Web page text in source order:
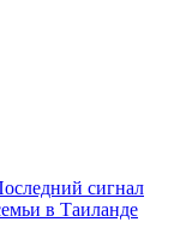
сигнал
в Таиланде